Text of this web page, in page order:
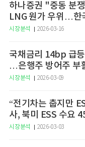
하나증권 "중동 분
LNG 원가 우위…한
승 전망"
시장분석 2026-03-16
국채금리 14bp 급
…은행주 방어주 부
시장분석 2026-03-09
“전기차는 춥지만
사, 북미 ESS 수요
시장분석 2026-03-03